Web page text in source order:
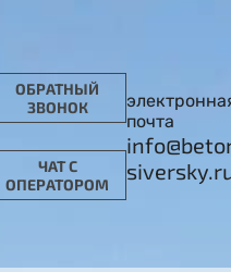
ОБРАТНЫЙ
ЗВОНОК
ЧАТ С
ОПЕРАТОРОМ
почта